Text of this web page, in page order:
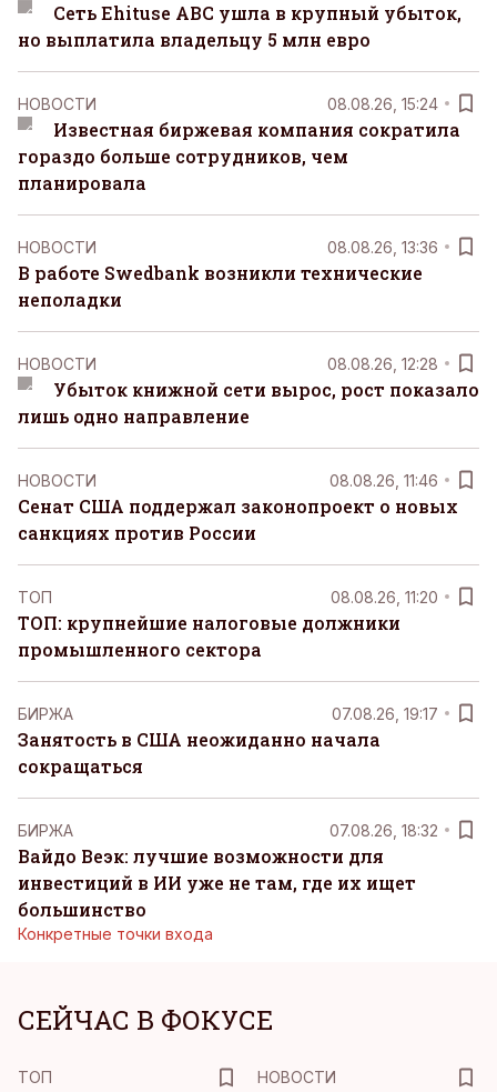
Сеть Ehituse ABC ушла в крупный убыток,
но выплатила владельцу 5 млн евро
НОВОСТИ 08.08.26, 15:24
Известная биржевая компания сократила
гораздо больше сотрудников, чем
планировала
НОВОСТИ 08.08.26, 13:36
В работе Swedbank возникли технические
неполадки
НОВОСТИ 08.08.26, 12:28
Убыток книжной сети вырос, рост показало
лишь одно направление
НОВОСТИ 08.08.26, 11:46
Сенат США поддержал законопроект о новых
санкциях против России
ТОП 08.08.26, 11:20
ТОП: крупнейшие налоговые должники
промышленного сектора
БИРЖА 07.08.26, 19:17
Занятость в США неожиданно начала
сокращаться
БИРЖА 07.08.26, 18:32
Вайдо Веэк: лучшие возможности для
инвестиций в ИИ уже не там, где их ищет
большинство
Конкретные точки входа
СЕЙЧАС В ФОКУСЕ
ТОП
НОВОСТИ